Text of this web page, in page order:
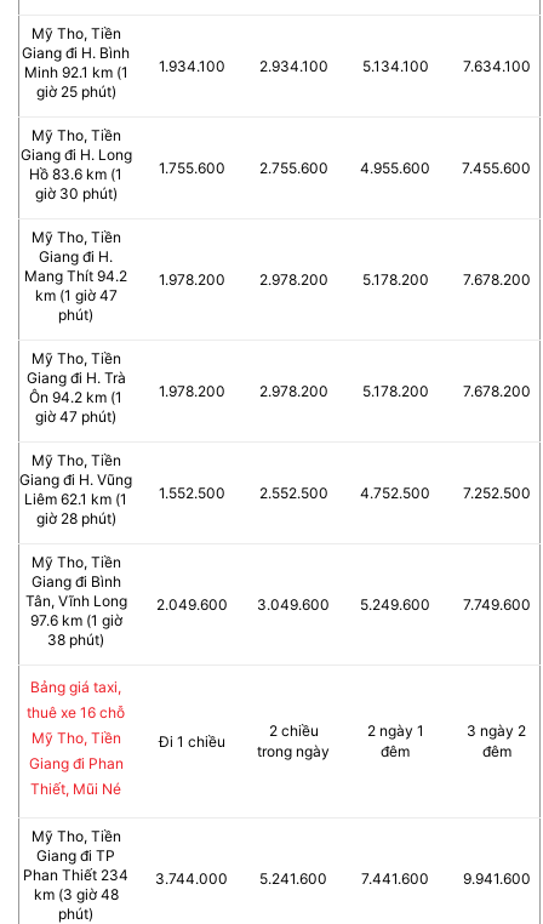
Mỹ Tho, Tiền
Giang đi H. Bình
Minh 92.1 km (1
giờ 25 phút)
1.934.100 2.934.100 5.134.100 7.634.100
Mỹ Tho, Tiền
Giang đi H. Long
Hồ 83.6 km (1
giờ 30 phút)
1.755.600 2.755.600 4.955.600 7.455.600
Mỹ Tho, Tiền
Giang đi H.
Mang Thít 94.2
km (1 giờ 47
phút)
1.978.200 2.978.200 5.178.200 7.678.200
Mỹ Tho, Tiền
Giang đi H. Trà
Ôn 94.2 km (1
giờ 47 phút)
1.978.200 2.978.200 5.178.200 7.678.200
Mỹ Tho, Tiền
Giang đi H. Vũng
Liêm 62.1 km (1
giờ 28 phút)
1.552.500 2.552.500 4.752.500 7.252.500
Mỹ Tho, Tiền
Giang đi Bình
Tân, Vĩnh Long
97.6 km (1 giờ
38 phút)
2.049.600 3.049.600 5.249.600 7.749.600
Bảng giá taxi,
thuê xe 16 chỗ
Mỹ Tho, Tiền
Giang đi Phan
Thiết, Mũi Né
Đi 1 chiều
2 chiều
trong ngày
2 ngày 1
đêm
3 ngày 2
đêm
Mỹ Tho, Tiền
Giang đi TP
Phan Thiết 234
km (3 giờ 48
phút)
3.744.000 5.241.600 7.441.600 9.941.600